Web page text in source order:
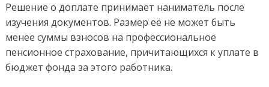
Решение о доплате принимает наниматель после
изучения документов. Размер её не может быть
менее суммы взносов на профессиональное
пенсионное страхование, причитающихся к уплате в
бюджет фонда за этого работника.